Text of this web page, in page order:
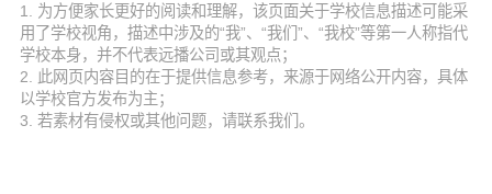
1. 为方便家长更好的阅读和理解，该页面关于学校信息描述可能采
用了学校视角，描述中涉及的“我”、“我们”、“我校”等第一人称指代
学校本身，并不代表远播公司或其观点；
2. 此网页内容目的在于提供信息参考，来源于网络公开内容，具体
以学校官方发布为主；
3. 若素材有侵权或其他问题，请联系我们。